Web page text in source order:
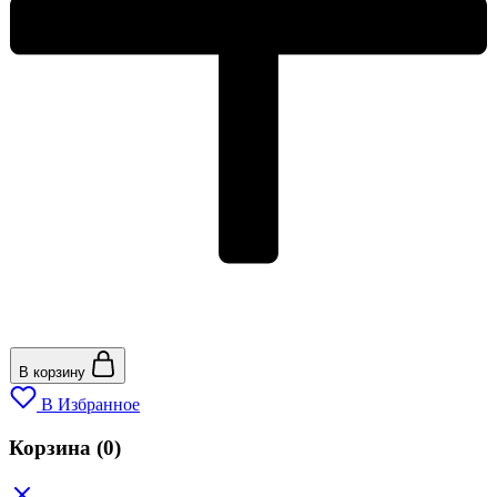
В корзину
В Избранное
Корзина (0)